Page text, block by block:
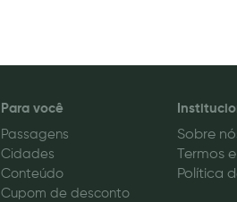
Para você
Passagens
Cidades
Conteúdo
Cupom de desconto
Sobre
Termos
Política